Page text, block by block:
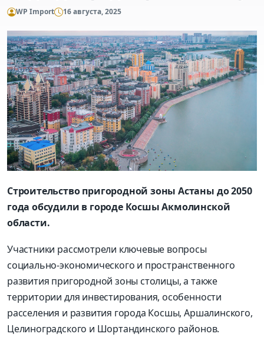
WP Import 16 августа, 2025
Строительство пригородной зоны Астаны до 2050
года обсудили в городе Косшы Акмолинской
области.
Участники рассмотрели ключевые вопросы
социально-экономического и пространственного
развития пригородной зоны столицы, а также
территории для инвестирования, особенности
расселения и развития города Косшы, Аршалинского,
Целиноградского и Шортандинского районов.